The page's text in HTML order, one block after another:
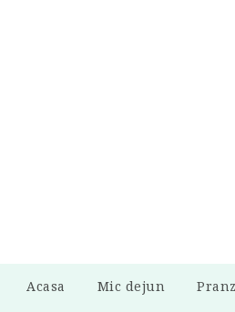
Acasa Mic dejun Pranz